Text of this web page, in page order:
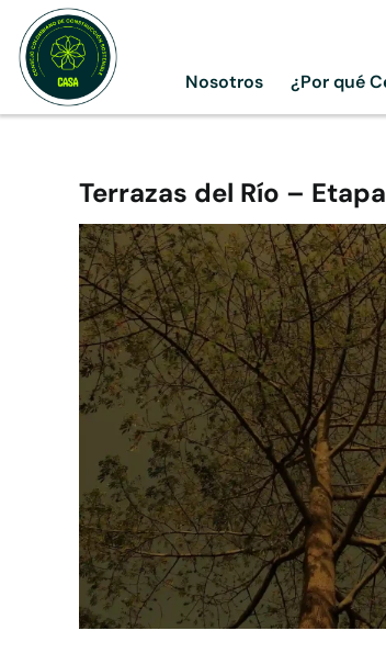
content
Nosotros ¿Por qué
Terrazas del Río –